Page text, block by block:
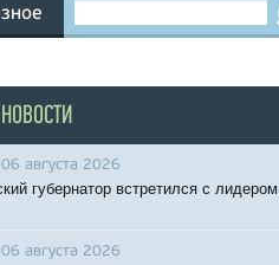
06 августа 2026
губернатор встретился с лидером
06 августа 2026